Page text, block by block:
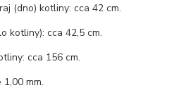
(dno) kotliny: cca 42 cm.
kotliny): cca 42,5 cm.
cca 156 cm.
mm.